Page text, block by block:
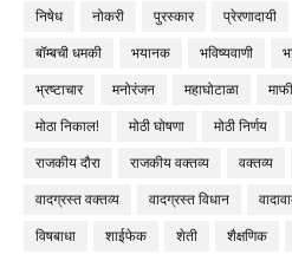
निषेध
नोकरी पुरस्कार प्रेरणादायी
बॉम्बची धमकी
भयानक भविष्यवाणी
भ्रष्टाचार
मनोरंजन महाघोटाळा
मोठा निकाल!
मोठी घोषणा मोठी निर्णय
राजकीय दौरा
राजकीय वक्तव्य वक्तव्य
वादग्रस्त वक्तव्य
वादग्रस्त विधान
विषबाधा
शाईफेक शेती शैक्षणिक